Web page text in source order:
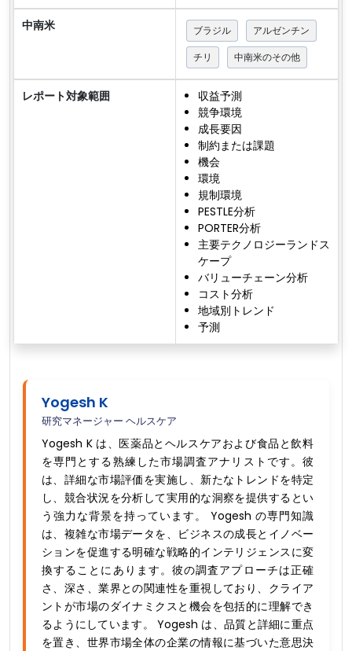
中南米 ブラジル
アルゼンチン
チリ
中南米のその他
レポート対象範囲
収益予測
競争環境
成長要因
制約または課題
機会
環境
規制環境
PESTLE分析
PORTER分析
主要テクノロジーランドス
ケープ
バリューチェーン分析
コスト分析
地域別トレンド
予測
Yogesh K
研究マネージャー ヘルスケア
Yogesh K は、医薬品とヘルスケアおよび食品と飲料
を専門とする熟練した市場調査アナリストです。彼
は、詳細な市場評価を実施し、新たなトレンドを特定
し、競合状況を分析して実用的な洞察を提供するとい
う強力な背景を持っています。 Yogesh の専門知識
は、複雑な市場データを、ビジネスの成長とイノベー
ションを促進する明確な戦略的インテリジェンスに変
換することにあります。彼の調査アプローチは正確
さ、深さ、業界との関連性を重視しており、クライア
ントが市場のダイナミクスと機会を包括的に理解でき
るようにしています。 Yogesh は、品質と詳細に重点
を置き、世界市場全体の企業の情報に基づいた意思決